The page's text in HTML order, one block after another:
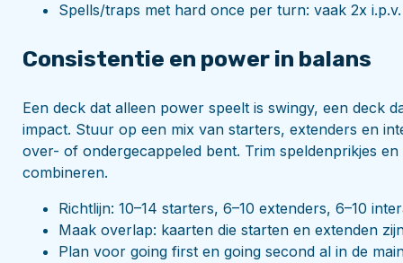
Spells/traps met hard once per turn: vaak 2x
Consistentie en power in balans
Een deck dat alleen power speelt is swingy, een deck
impact. Stuur op een mix van starters, extenders en
over- of ondergecappeled bent. Trim speldenprikjes
combineren.
Richtlijn: 10–14 starters, 6–10 extenders, 6–10
Maak overlap: kaarten die starten en extenden
Plan voor going first en going second al in de